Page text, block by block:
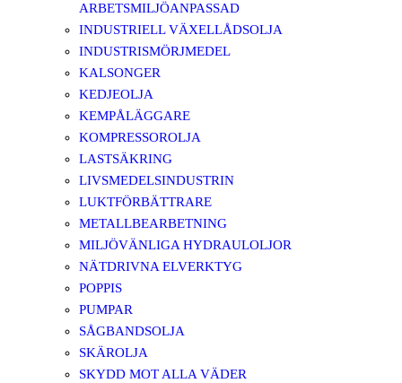
ARBETSMILJÖANPASSAD
INDUSTRIELL VÄXELLÅDSOLJA
INDUSTRISMÖRJMEDEL
KALSONGER
KEDJEOLJA
KEMPÅLÄGGARE
KOMPRESSOROLJA
LASTSÄKRING
LIVSMEDELSINDUSTRIN
LUKTFÖRBÄTTRARE
METALLBEARBETNING
MILJÖVÄNLIGA HYDRAULOLJOR
NÄTDRIVNA ELVERKTYG
POPPIS
PUMPAR
SÅGBANDSOLJA
SKÄROLJA
SKYDD MOT ALLA VÄDER